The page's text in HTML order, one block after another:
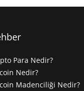
Para Nedir?
Nedir?
Madenciliği Nedir?